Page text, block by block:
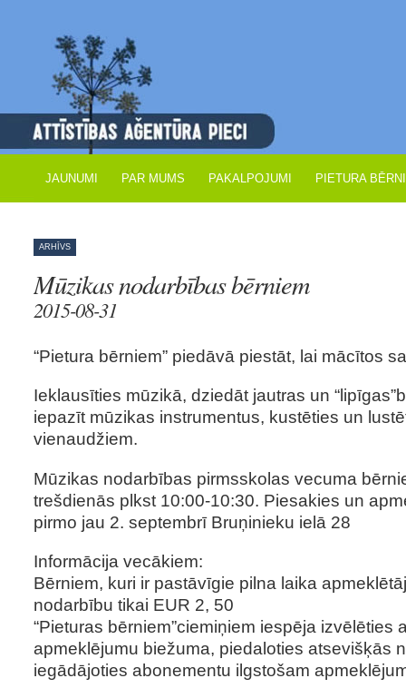
JAUNUMI PAR MUMS PAKALPOJUMI PIETURA
ARHĪVS
Mūzikas nodarbības bērniem
2015-08-31
“Pietura bērniem” piedāvā piestāt, lai mācītos
Ieklausīties mūzikā, dziedāt jautras un
iepazīt mūzikas instrumentus, kustēties un
vienaudžiem.
Mūzikas nodarbības pirmsskolas vecuma
trešdienās plkst 10:00-10:30. Piesakies un
pirmo jau 2. septembrī Bruņinieku ielā 28
Informācija vecākiem:
Bērniem, kuri ir pastāvīgie pilna laika
nodarbību tikai EUR 2, 50
“Pieturas bērniem”ciemiņiem iespēja izvēlēties
apmeklējumu biežuma, piedaloties atsevišķās
iegādājoties abonementu ilgstošam